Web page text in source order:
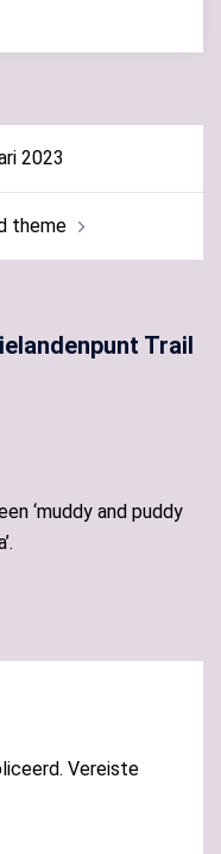
2023
theme
Trail
‘muddy and puddy
Vereiste